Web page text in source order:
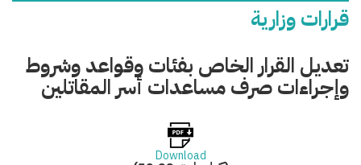
قرارات وزارية
تعديل القرار الخاص بفئات وقواعد وشروط
وإجراءات صرف مساعدات أسر المقاتلين
Download